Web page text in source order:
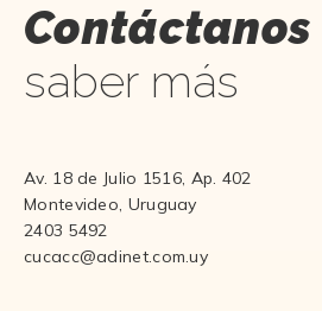
Contáctanos
saber más
Av. 18 de Julio 1516, Ap. 402
Montevideo, Uruguay
2403 5492
cucacc@adinet.com.uy